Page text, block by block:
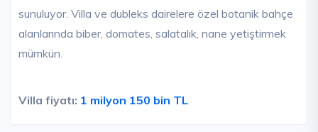
sunuluyor. Villa ve dubleks dairelere özel botanik bahçe
alanlarında biber, domates, salatalık, nane yetiştirmek
mümkün.
Villa fiyatı: 1 milyon 150 bin TL